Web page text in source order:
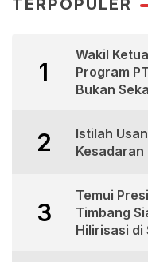
TERPOPULER
1
Wakil
Program
Bukan
2
Istilah
Kesadaran
3
Temui
Timbang
Hilirisasi di